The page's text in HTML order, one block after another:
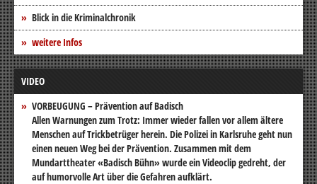
Blick in die Kriminalchronik
weitere Infos
VIDEO
VORBEUGUNG – Prävention auf Badisch
Allen Warnungen zum Trotz: Immer wieder fallen vor allem ältere
Menschen auf Trickbetrüger herein. Die Polizei in Karlsruhe geht nun
einen neuen Weg bei der Prävention. Zusammen mit dem
Mundarttheater «Badisch Bühn» wurde ein Videoclip gedreht, der
auf humorvolle Art über die Gefahren aufklärt.